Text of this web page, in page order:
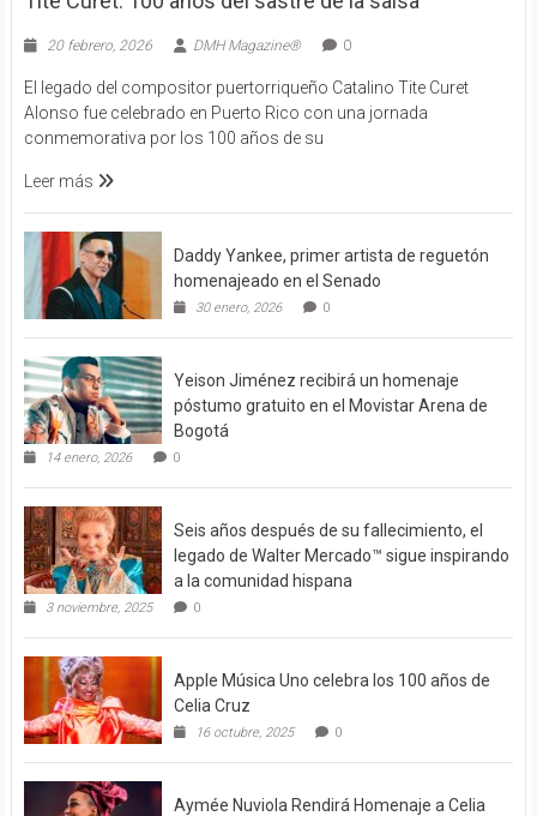
20 febrero, 2026 DMH Magazine® 0
El legado del compositor puertorriqueño Catalino Tite Curet
Alonso fue celebrado en Puerto Rico con una jornada
conmemorativa por los 100 años de su
Leer más
Daddy Yankee, primer artista de reguetón
homenajeado en el Senado
30 enero, 2026 0
Yeison Jiménez recibirá un homenaje
póstumo gratuito en el Movistar Arena de
Bogotá
14 enero, 2026 0
Seis años después de su fallecimiento, el
legado de Walter Mercado™ sigue inspirando
a la comunidad hispana
3 noviembre, 2025 0
Apple Música Uno celebra los 100 años de
Celia Cruz
16 octubre, 2025 0
Aymée Nuviola Rendirá Homenaje a Celia